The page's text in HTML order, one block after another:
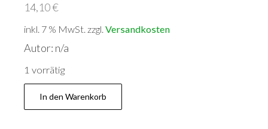
14,10€
inkl. 7 % MwSt. zzgl. Versandkosten
Autor: n/a
1 vorrätig
Widmayr,
In den Warenkorb